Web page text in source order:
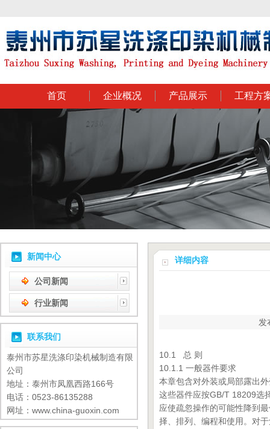
首页 企业概况 产品展示 工程方
新闻中心
公司新闻
行业新闻
联系我们
泰州市苏星洗涤印染机械制造有限
公司
地址：泰州市凤凰西路166号
电话：0523-86135288
网址：www.china-guoxin.com
详细内容
发
10.1 总 则
10.1.1 一般器件要求
本章包含对外装或局部露出
这些器件应按GB/T 18209选
应使疏忽操作的可能性降到
择、排列、编程和使用。对